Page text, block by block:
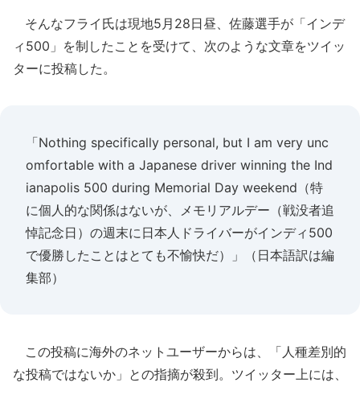
そんなフライ氏は現地5月28日昼、佐藤選手が「インデ
ィ500」を制したことを受けて、次のような文章をツイッ
ターに投稿した。
「Nothing specifically personal, but I am very unc
omfortable with a Japanese driver winning the Ind
ianapolis 500 during Memorial Day weekend（特
に個人的な関係はないが、メモリアルデー（戦没者追
悼記念日）の週末に日本人ドライバーがインディ500
で優勝したことはとても不愉快だ）」（日本語訳は編
集部）
この投稿に海外のネットユーザーからは、「人種差別的
な投稿ではないか」との指摘が殺到。ツイッター上には、